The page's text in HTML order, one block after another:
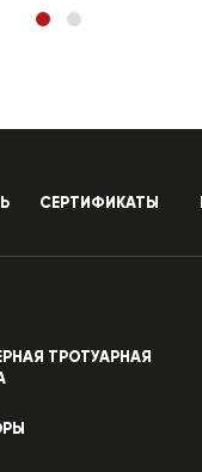
СЕРТИФИКАТЫ
ТРОТУАРНАЯ